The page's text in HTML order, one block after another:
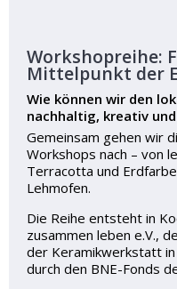
Workshopreihe:
Mittelpunkt der
Wie können wir den
nachhaltig, kreativ
Gemeinsam gehen wir
Workshops nach – von
Terracotta und
Lehmofen.
Die Reihe entsteht in
zusammen leben e.V.,
der Keramikwerkstatt
durch den BNE-Fonds